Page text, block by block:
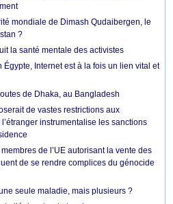
mondiale de Dimash Qudaibergen, le
?
la santé mentale des activistes
Égypte, Internet est à la fois un lien vital et
de Dhaka, au Bangladesh
de vastes restrictions aux
instrumentalise les sanctions
de l’UE autorisant la vente des
de se rendre complices du génocide
seule maladie, mais plusieurs ?